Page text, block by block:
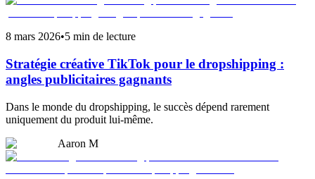
8 mars 2026•5 min de lecture
Stratégie créative TikTok pour le dropshipping :
angles publicitaires gagnants
Dans le monde du dropshipping, le succès dépend rarement
uniquement du produit lui-même.
Aaron M